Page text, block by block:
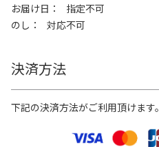
お届け日
指定不可
のし
対応不可
決済方法
下記の決済方法がご利用頂けます。